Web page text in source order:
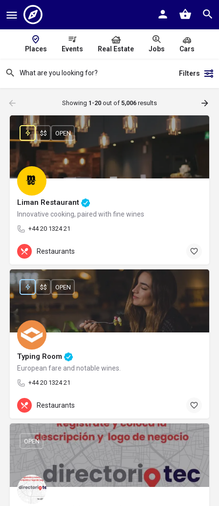
Places Events Real Estate Jobs Cars
Filters
Showing 1-20 out of 5,006 results
Liman Restaurant
Innovative cooking, paired with fine wines
+44 20 1324 21
$$ OPEN
Restaurants
Typing Room
European fare and notable wines.
+44 20 1324 21
$$ OPEN
Restaurants
OPEN